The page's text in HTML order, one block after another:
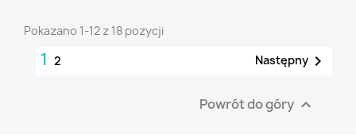
Pokazano 1-12 z 18 pozycji
1 2 Następny 
Powrót do góry 